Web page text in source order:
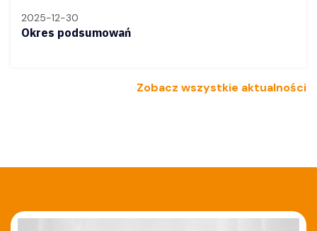
2025-12-30
Okres podsumowań
Zobacz wszystkie aktualności